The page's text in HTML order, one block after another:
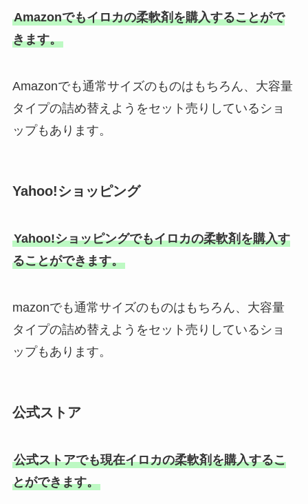
Amazonでもイロカの柔軟剤を購入することがで
きます。
Amazonでも通常サイズのものはもちろん、大容量
タイプの詰め替えようをセット売りしているショ
ップもあります。
Yahoo!ショッピング
Yahoo!ショッピングでもイロカの柔軟剤を購入す
ることができます。
mazonでも通常サイズのものはもちろん、大容量
タイプの詰め替えようをセット売りしているショ
ップもあります。
公式ストア
公式ストアでも現在イロカの柔軟剤を購入するこ
とができます。